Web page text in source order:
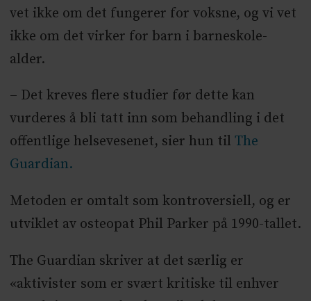
vet ikke om det fungerer for voksne, og vi vet
ikke om det virker for barn i barneskole-
alder.
– Det kreves flere studier før dette kan
vurderes å bli tatt inn som behandling i det
offentlige helsevesenet, sier hun til The
Guardian.
Metoden er omtalt som kontroversiell, og er
utviklet av osteopat Phil Parker på 1990-tallet.
The Guardian skriver at det særlig er
«aktivister som er svært kritiske til enhver